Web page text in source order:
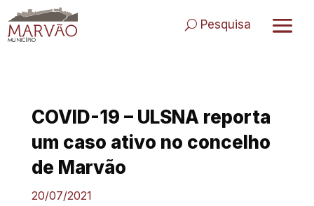
to
content
Pesquisa
COVID-19 – ULSNA reporta
um caso ativo no concelho
de Marvão
20/07/2021